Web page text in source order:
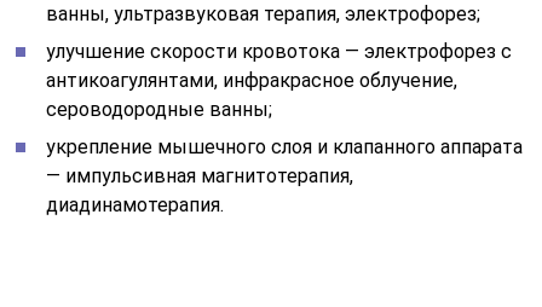
ванны, ультразвуковая терапия, электрофорез;
улучшение скорости кровотока — электрофорез с
антикоагулянтами, инфракрасное облучение,
сероводородные ванны;
укрепление мышечного слоя и клапанного аппарата
— импульсивная магнитотерапия,
диадинамотерапия.